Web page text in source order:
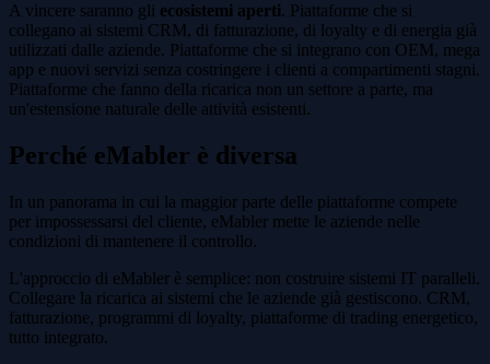
A vincere saranno gli ecosistemi aperti. Piattaforme che si
collegano ai sistemi CRM, di fatturazione, di loyalty e di energia già
utilizzati dalle aziende. Piattaforme che si integrano con OEM, mega
app e nuovi servizi senza costringere i clienti a compartimenti stagni.
Piattaforme che fanno della ricarica non un settore a parte, ma
un'estensione naturale delle attività esistenti.
Perché eMabler è diversa
In un panorama in cui la maggior parte delle piattaforme compete
per impossessarsi del cliente, eMabler mette le aziende nelle
condizioni di mantenere il controllo.
L'approccio di eMabler è semplice: non costruire sistemi IT paralleli.
Collegare la ricarica ai sistemi che le aziende già gestiscono. CRM,
fatturazione, programmi di loyalty, piattaforme di trading energetico,
tutto integrato.